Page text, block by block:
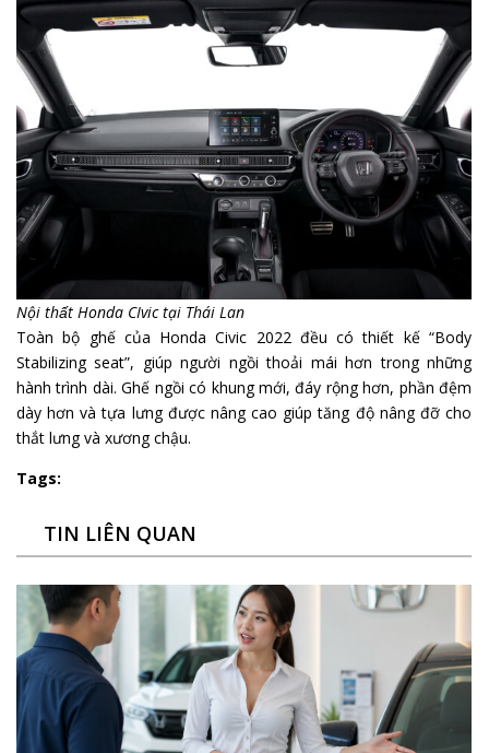
Nội thất Honda CIvic tại Thái Lan
Toàn bộ ghế của Honda Civic 2022 đều có thiết kế “Body
Stabilizing seat”, giúp người ngồi thoải mái hơn trong những
hành trình dài. Ghế ngồi có khung mới, đáy rộng hơn, phần đệm
dày hơn và tựa lưng được nâng cao giúp tăng độ nâng đỡ cho
thắt lưng và xương chậu.
Tags:
TIN LIÊN QUAN